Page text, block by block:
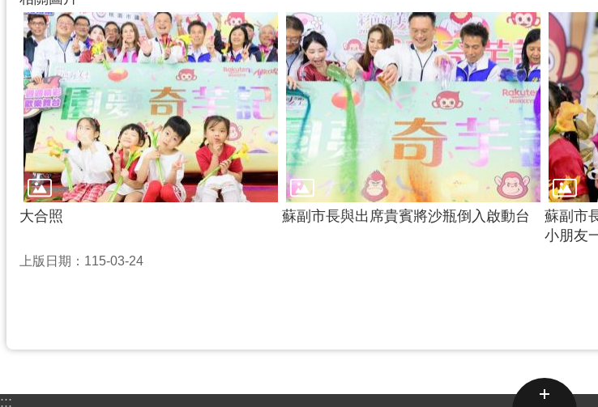
大合照 蘇副市長與出席貴賓將沙瓶倒入啟動台
蘇副市
小朋友
上版日期：115-03-24
:::